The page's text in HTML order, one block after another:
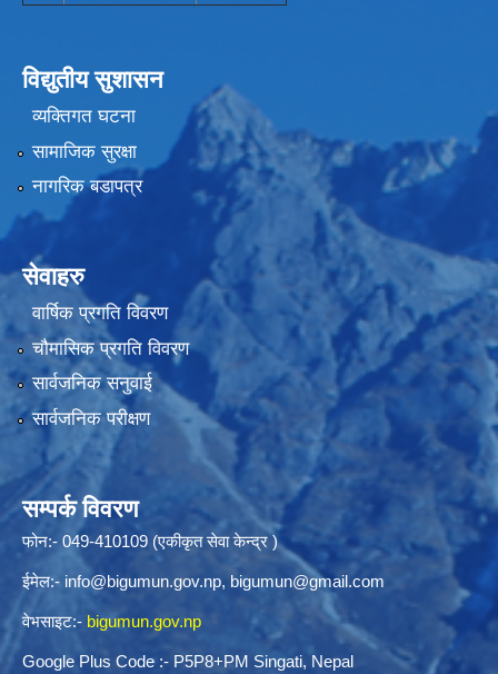
विद्युतीय सुशासन
व्यक्तिगत घटना
सामाजिक सुरक्षा
नागरिक बडापत्र
सेवाहरु
वार्षिक प्रगति विवरण
चौमासिक प्रगति विवरण
सार्वजनिक सनुवाई
सार्वजनिक परीक्षण
सम्पर्क विवरण
फोन:- 049-410109 (एकीकृत सेवा केन्द्र )
ईमेल:- info@bigumun.gov.np, bigumun@gmail.com
वेभसाइट:- bigumun.gov.np
Google Plus Code :- P5P8+PM Singati, Nepal